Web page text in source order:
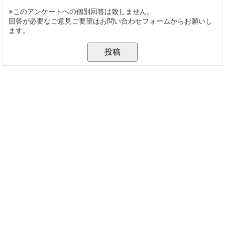
※このアンケートへの個別回答は致しません。
回答が必要なご意見ご要望はお問い合わせフォームからお願いし
ます。